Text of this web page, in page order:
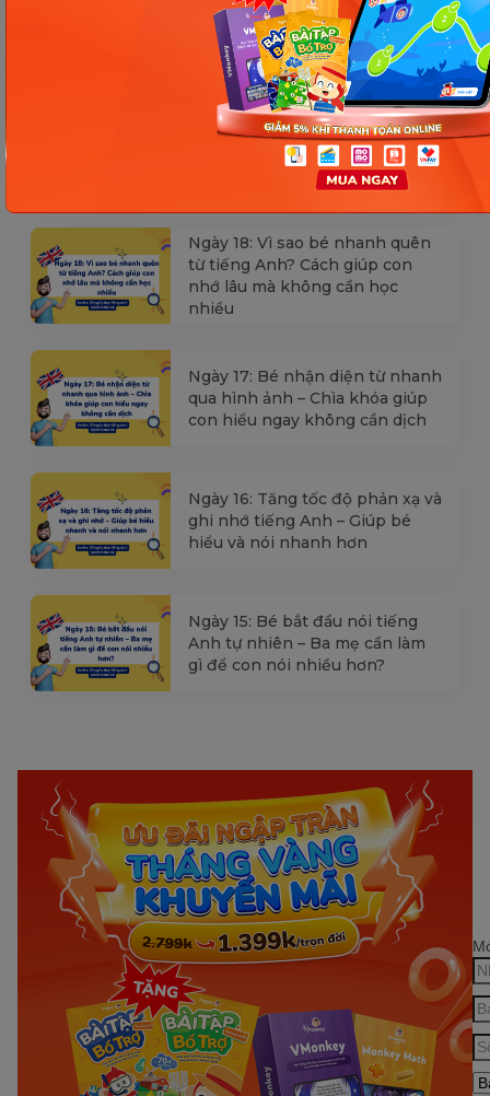
Các Bài Viết Mới Nhất
[Thảo luận] Cơn thịnh nộ (ăn
vạ) của trẻ | Kỷ luật tích cực #17
Ngày 18: Vì sao bé nhanh quên
từ tiếng Anh? Cách giúp con
nhớ lâu mà không cần học
nhiều
Ngày 17: Bé nhận diện từ nhanh
qua hình ảnh – Chìa khóa giúp
con hiểu ngay không cần dịch
Ngày 16: Tăng tốc độ phản xạ và
ghi nhớ tiếng Anh – Giúp bé
hiểu và nói nhanh hơn
Ngày 15: Bé bắt đầu nói tiếng
Anh tự nhiên – Ba mẹ cần làm
gì để con nói nhiều hơn?